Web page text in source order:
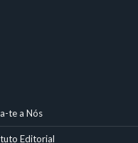
te a Nós
Editorial